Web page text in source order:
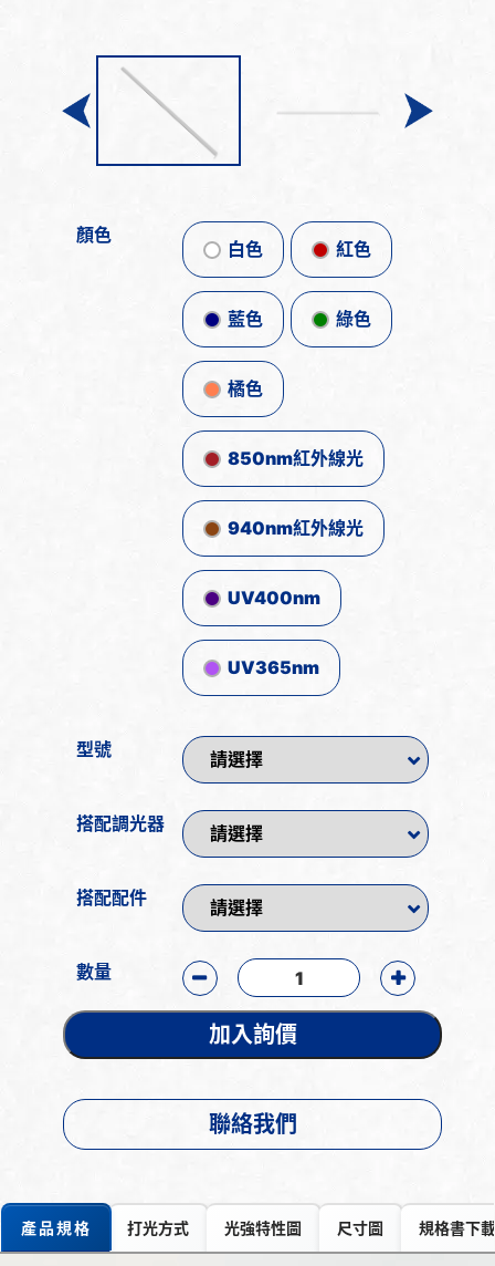
顏色
白色 紅色
藍色 綠色
橘色
850nm紅外線光
940nm紅外線光
UV400nm
UV365nm
型號
搭配調光器
搭配配件
數量
加入詢價
聯絡我們
產品規格 打光方式 光強特性圖 尺寸圖 規格書下載